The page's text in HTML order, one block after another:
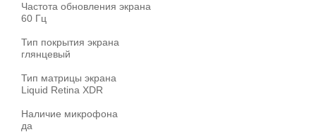
Частота обновления экрана
60 Гц
Тип покрытия экрана
глянцевый
Тип матрицы экрана
Liquid Retina XDR
Наличие микрофона
да